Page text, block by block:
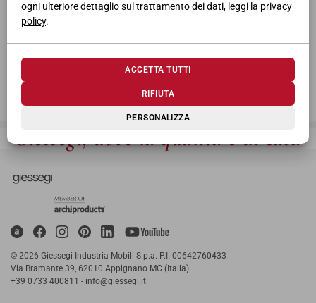
ogni ulteriore dettaglio sul trattamento dei dati, leggi la privacy
policy.
PERSONALIZZA
RIFIUTA
ACCETTA TUTTI
Giessegi, dove la qualità è di casa
© 2026 Giessegi Industria Mobili S.p.a. P.I. 00642760433
Via Bramante 39, 62010 Appignano MC (Italia)
+39 0733 400811 - info@giessegi.it